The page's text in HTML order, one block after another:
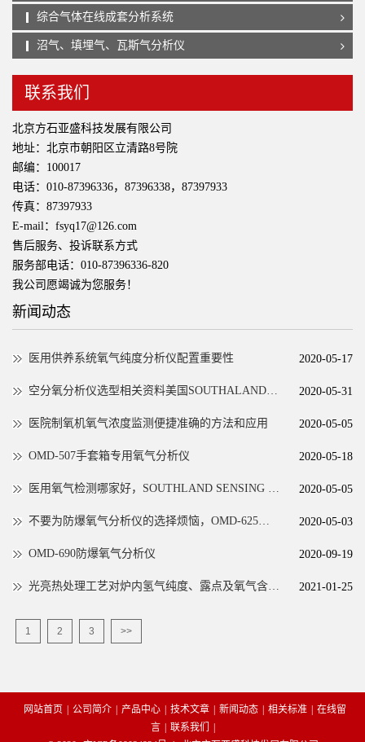
综合气体在线成套分析系统
沼气、填埋气、瓦斯气分析仪
联系我们
北京方石亚盛科技发展有限公司
地址：北京市朝阳区立清路8号院
邮编：100017
电话：010-87396336，87396338，87397933
传真：87397933
E-mail：fsyq17@126.com
售后服务、投诉联系方式
服务部电话：010-87396336-820
我公司愿竭诚为您服务！
新闻动态
医用供养系统氧气纯度分析仪配置重要性 2020-05-17
2020-05-31
医院制氧机氧气浓度监测便捷准确的方法和应用 2020-05-05
OMD-507手套箱专用氧气分析仪 2020-05-18
2020-05-05
2020-05-03
OMD-690防爆氧气分析仪 2020-09-19
2021-01-25
1 2 3 >>
网站首页 | 公司简介 | 产品中心 | 技术文章 | 新闻动态 | 相关标准 | 在线留
言 | 联系我们
|